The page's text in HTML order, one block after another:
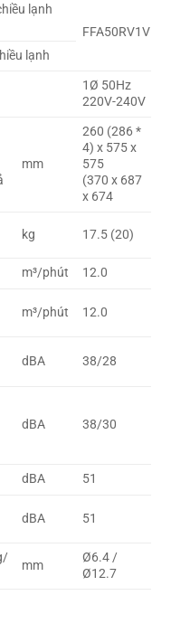
lạnh
FFA50RV1V
lạnh
1Ø 50Hz
220V-240V
mm
260 (286 *
4) x 575 x
575
(370 x 687
x 674
kg 17.5 (20)
m³/phút 12.0
m³/phút 12.0
dBA 38/28
dBA 38/30
dBA 51
dBA 51
mm
Ø6.4 /
Ø12.7